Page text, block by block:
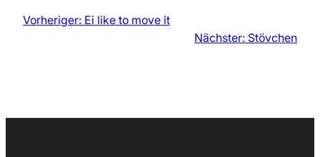
Vorheriger: Ei like to move it
Nächster: Stövchen